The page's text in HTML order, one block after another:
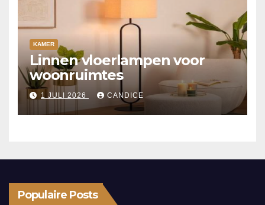
KAMER
Linnen vloerlampen voor
woonruimtes
1 JULI 2026 CANDICE
Populaire Posts